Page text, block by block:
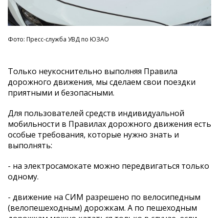
Фото: Пресс-служба УВД по ЮЗАО
Только неукоснительно выполняя Правила
дорожного движения, мы сделаем свои поездки
приятными и безопасными.
Для пользователей средств индивидуальной
мобильности в Правилах дорожного движения есть
особые требования, которые нужно знать и
выполнять:
- на электросамокате можно передвигаться только
одному.
- движение на СИМ разрешено по велосипедным
(велопешеходным) дорожкам. А по пешеходным